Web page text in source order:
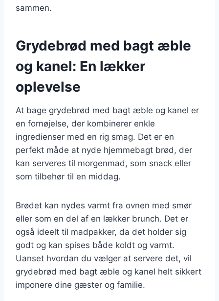
sammen.
Grydebrød med bagt æble
og kanel: En lækker
oplevelse
At bage grydebrød med bagt æble og kanel er
en fornøjelse, der kombinerer enkle
ingredienser med en rig smag. Det er en
perfekt måde at nyde hjemmebagt brød, der
kan serveres til morgenmad, som snack eller
som tilbehør til en middag.
Brødet kan nydes varmt fra ovnen med smør
eller som en del af en lækker brunch. Det er
også ideelt til madpakker, da det holder sig
godt og kan spises både koldt og varmt.
Uanset hvordan du vælger at servere det, vil
grydebrød med bagt æble og kanel helt sikkert
imponere dine gæster og familie.